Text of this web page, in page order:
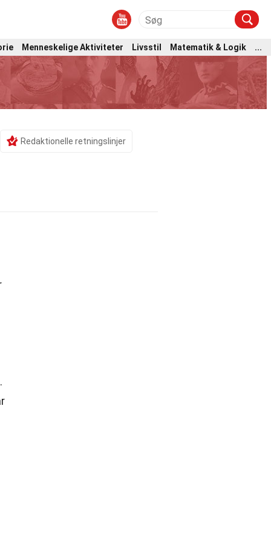
Menneskelige Aktiviteter Livsstil Matematik & Logik ...
Redaktionelle retningslinjer